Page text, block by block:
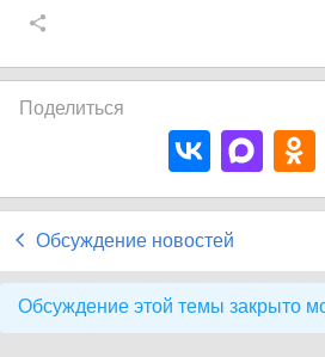
Поделиться
Обсуждение новостей
Обсуждение этой темы закрыто